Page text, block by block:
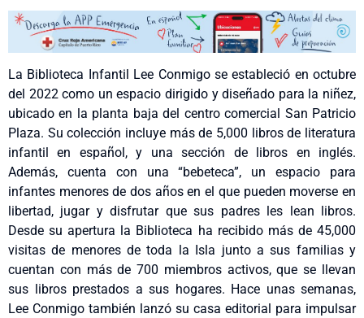
La Biblioteca Infantil Lee Conmigo se estableció en octubre
del 2022 como un espacio dirigido y diseñado para la niñez,
ubicado en la planta baja del centro comercial San Patricio
Plaza. Su colección incluye más de 5,000 libros de literatura
infantil en español, y una sección de libros en inglés.
Además, cuenta con una “bebeteca”, un espacio para
infantes menores de dos años en el que pueden moverse en
libertad, jugar y disfrutar que sus padres les lean libros.
Desde su apertura la Biblioteca ha recibido más de 45,000
visitas de menores de toda la Isla junto a sus familias y
cuentan con más de 700 miembros activos, que se llevan
sus libros prestados a sus hogares. Hace unas semanas,
Lee Conmigo también lanzó su casa editorial para impulsar